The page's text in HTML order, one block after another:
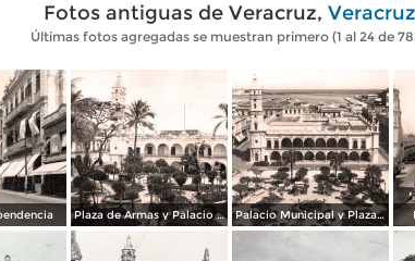
Fotos antiguas de Veracruz, Veracruz
Últimas fotos agregadas se muestran primero (1 al 24 de
Plaza de Armas y Palacio Municipal Palacio Municipal y Plaza de Armas